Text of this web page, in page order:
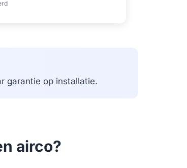
garantie op installatie.
airco?